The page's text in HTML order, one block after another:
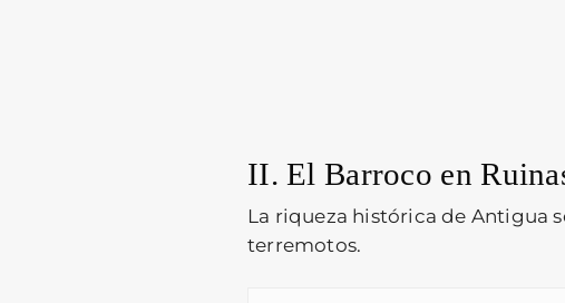
II. El Barroco en
La riqueza histórica de Antigua
terremotos.